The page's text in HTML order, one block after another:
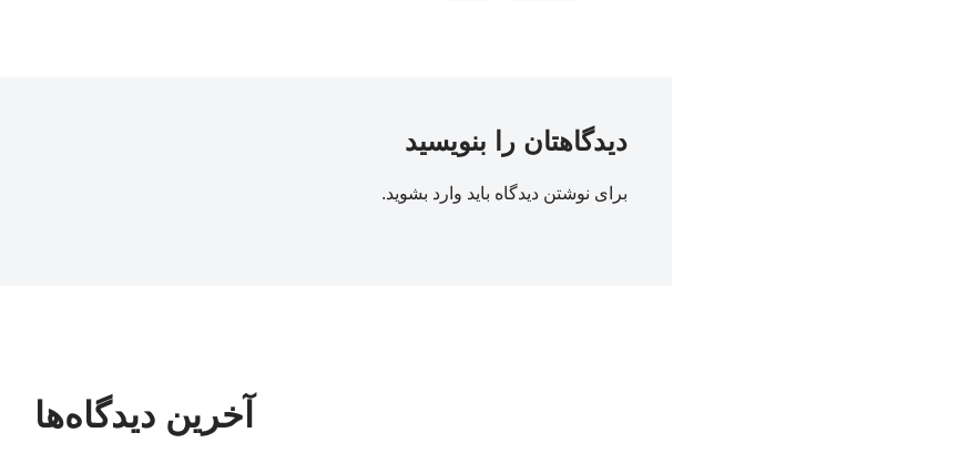
دیدگاهتان را بنویسید
برای نوشتن دیدگاه باید وارد بشوید.
آخرین دیدگاه‌ها